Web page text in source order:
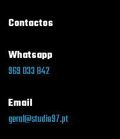
Contactos
Whatsapp
969 033 842
Email
geral@studio97.pt